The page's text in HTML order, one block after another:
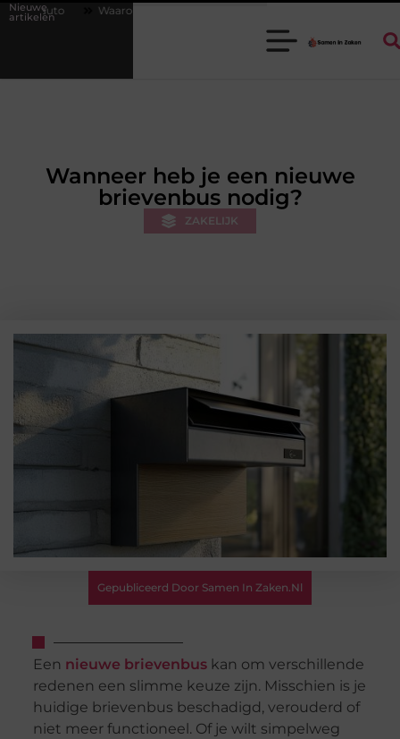
Nieuwe
artikelen
een goede stukadoorgroothandel het werk van de stukadoor
Wanneer heb je een nieuwe
brievenbus nodig?
ZAKELIJK
Gepubliceerd Door Samen In Zaken.nl
Een nieuwe brievenbuskan om verschillende
redenen een slimme keuze zijn. Misschien is je
huidige brievenbus beschadigd, verouderd of
niet meer functioneel. Of je wilt simpelweg